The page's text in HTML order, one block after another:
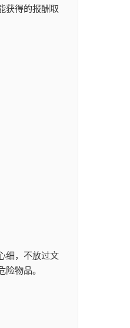
获得的报酬取
细，不放过文
物品。